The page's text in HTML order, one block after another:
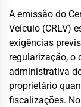
A emissão do
Veículo (CRLV)
exigências
regularização, o
administrativa
proprietário
fiscalizações.